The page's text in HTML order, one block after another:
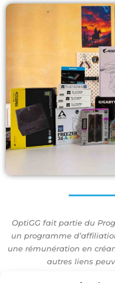
OptiGG fait partie du
un programme
une rémunération en
autres liens